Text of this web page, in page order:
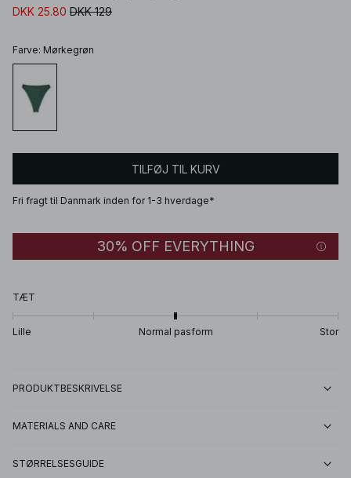
DKK 25.80 DKK 129
Farve: Mørkegrøn
TILFØJ TIL KURV
Fri fragt til Danmark inden for 1-3 hverdage*
30% OFF EVERYTHING
TÆT
Lille Normal pasform Stor
PRODUKTBESKRIVELSE
MATERIALS AND CARE
STØRRELSESGUIDE